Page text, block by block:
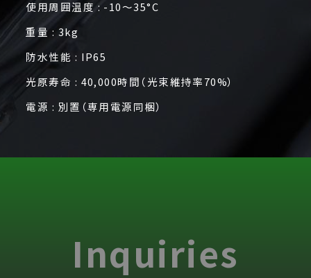
使用周囲温度 : -10～35°C
重量 : 3kg
防水性能 : IP65
光原寿命 : 40,000時間（光束維持率70%）
電源 : 別置（専用電源同梱）
Inquiries